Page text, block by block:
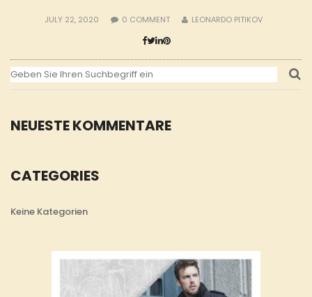
NEUESTE KOMMENTARE
CATEGORIES
Keine Kategorien
JULY 22, 2020 0 COMMENT LEONARDO PITIKOV